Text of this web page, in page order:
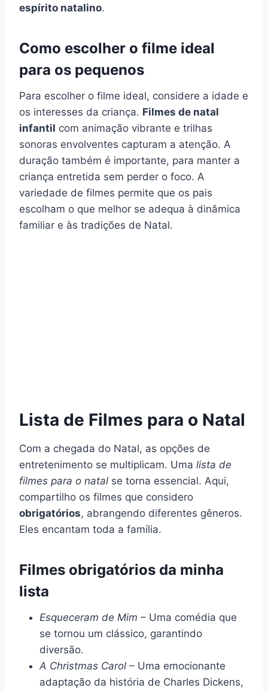
espírito natalino.
Como escolher o filme ideal
para os pequenos
Para escolher o filme ideal, considere a idade e
os interesses da criança. Filmes de natal
infantil com animação vibrante e trilhas
sonoras envolventes capturam a atenção. A
duração também é importante, para manter a
criança entretida sem perder o foco. A
variedade de filmes permite que os pais
escolham o que melhor se adequa à dinâmica
familiar e às tradições de Natal.
Lista de Filmes para o Natal
Com a chegada do Natal, as opções de
entretenimento se multiplicam. Uma lista de
filmes para o natal se torna essencial. Aqui,
compartilho os filmes que considero
obrigatórios, abrangendo diferentes gêneros.
Eles encantam toda a família.
Filmes obrigatórios da minha
lista
Esqueceram de Mim – Uma comédia que
se tornou um clássico, garantindo
diversão.
A Christmas Carol – Uma emocionante
adaptação da história de Charles Dickens,